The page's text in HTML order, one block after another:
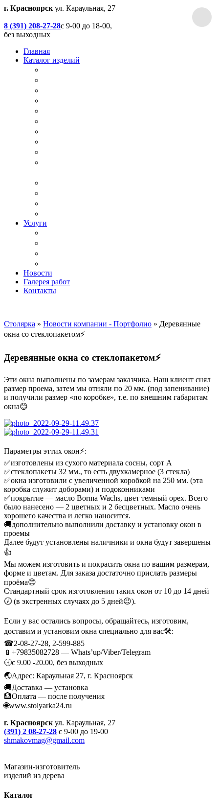
г. Красноярск ул. Караульная, 27
8 (391) 208-27-28с 9-00 до 18-00,
без выходных
Главная
Каталог изделий
Услуги
Новости
Галерея работ
Контакты
Столярка » Новости компании - Портфолио » Деревянные
окна со стеклопакетом⚡️
Деревянные окна со стеклопакетом⚡️
Эти окна выполнены по замерам заказчика. Наш клиент снял
размер проема, затем мы отняли по 20 мм. (под запенивание)
и получили размер «по коробке», т.е. по внешним габаритам
окна😊
Параметры эттих окон⚡️:
✅️изготовлены из сухого материала сосны, сорт А
✅️стеклопакеты 32 мм., то есть двухкамерное (3 стекла)
✅️окна изготовили с увеличенной коробкой на 250 мм. (эта
коробка служит доборами) и подоконниками
✅️покрытие — масло Borma Wachs, цвет темный орех. Всего
было нанесено — 2 цветных и 2 бесцветных. Масло очень
хорошего качества и легко наносится.
🚚дополнительно выполнили доставку и установку окон в
проемы
Далее будут установлены наличники и окна будут завершены
👍
Мы можем изготовить и покрасить окна по вашим размерам,
форме и цветам. Для заказа достаточно прислать размеры
проёма😊
Стандартный срок изготовления таких окон от 10 до 14 дней
🕖 (в экстренных случаях до 5 дней😉).
Если у вас остались вопросы, обращайтесь, изготовим,
доставим и установим окна специально для вас🛠:
☎2-08-27-28, 2-599-885
📱+79835082728 — Whats’up/Viber/Telegram
🕧с 9.00 -20.00, без выходных
🌏Адрес: Караульная 27, г. Красноярск
🚚Доставка — установка
🏦Оплата — после получения
🌐www.stolyarka24.ru
г. Красноярскул. Караульная, 27
(391) 2 08-27-28 с 9-00 до 19-00
shmakovmag@gmail.com
Магазин-изготовитель
изделий из дерева
Каталог